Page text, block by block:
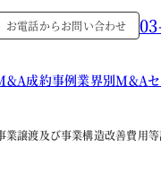
お電話からお問い合わせ
成約事例業界別M&A
譲渡及び事業構造改善費用